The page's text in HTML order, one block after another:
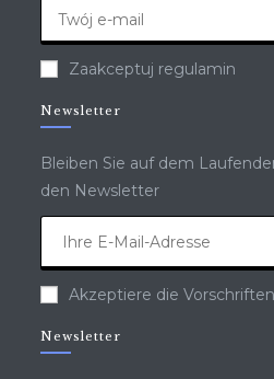
Zaakceptuj regulamin
Newsletter
Bleiben Sie auf dem
den Newsletter
Akzeptiere die Vorschriften
Newsletter